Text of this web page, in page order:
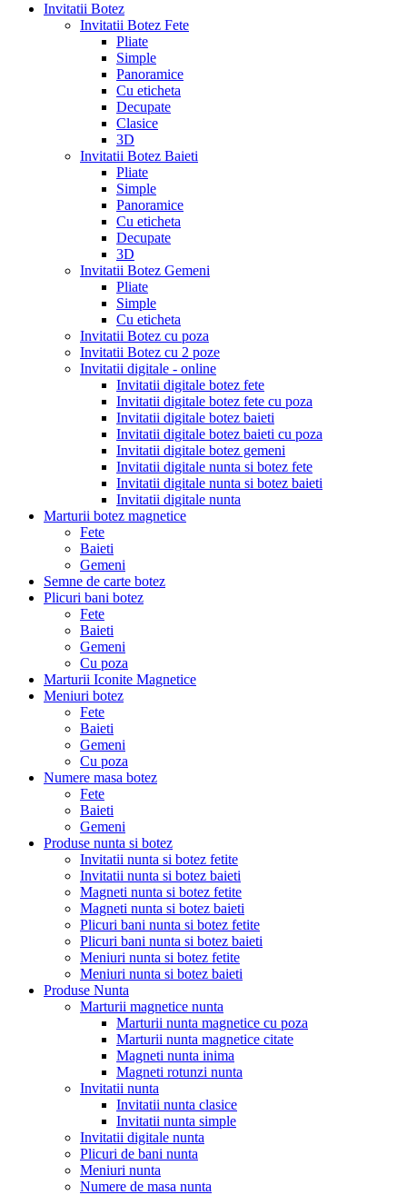
Invitatii Botez
Invitatii Botez Fete
Pliate
Simple
Panoramice
Cu eticheta
Decupate
Clasice
3D
Invitatii Botez Baieti
Pliate
Simple
Panoramice
Cu eticheta
Decupate
3D
Invitatii Botez Gemeni
Pliate
Simple
Cu eticheta
Invitatii Botez cu poza
Invitatii Botez cu 2 poze
Invitatii digitale - online
Invitatii digitale botez fete
Invitatii digitale botez fete cu poza
Invitatii digitale botez baieti
Invitatii digitale botez baieti cu poza
Invitatii digitale botez gemeni
Invitatii digitale nunta si botez fete
Invitatii digitale nunta si botez baieti
Invitatii digitale nunta
Marturii botez magnetice
Fete
Baieti
Gemeni
Semne de carte botez
Plicuri bani botez
Fete
Baieti
Gemeni
Cu poza
Marturii Iconite Magnetice
Meniuri botez
Fete
Baieti
Gemeni
Cu poza
Numere masa botez
Fete
Baieti
Gemeni
Produse nunta si botez
Invitatii nunta si botez fetite
Invitatii nunta si botez baieti
Magneti nunta si botez fetite
Magneti nunta si botez baieti
Plicuri bani nunta si botez fetite
Plicuri bani nunta si botez baieti
Meniuri nunta si botez fetite
Meniuri nunta si botez baieti
Produse Nunta
Marturii magnetice nunta
Marturii nunta magnetice cu poza
Marturii nunta magnetice citate
Magneti nunta inima
Magneti rotunzi nunta
Invitatii nunta
Invitatii nunta clasice
Invitatii nunta simple
Invitatii digitale nunta
Plicuri de bani nunta
Meniuri nunta
Numere de masa nunta